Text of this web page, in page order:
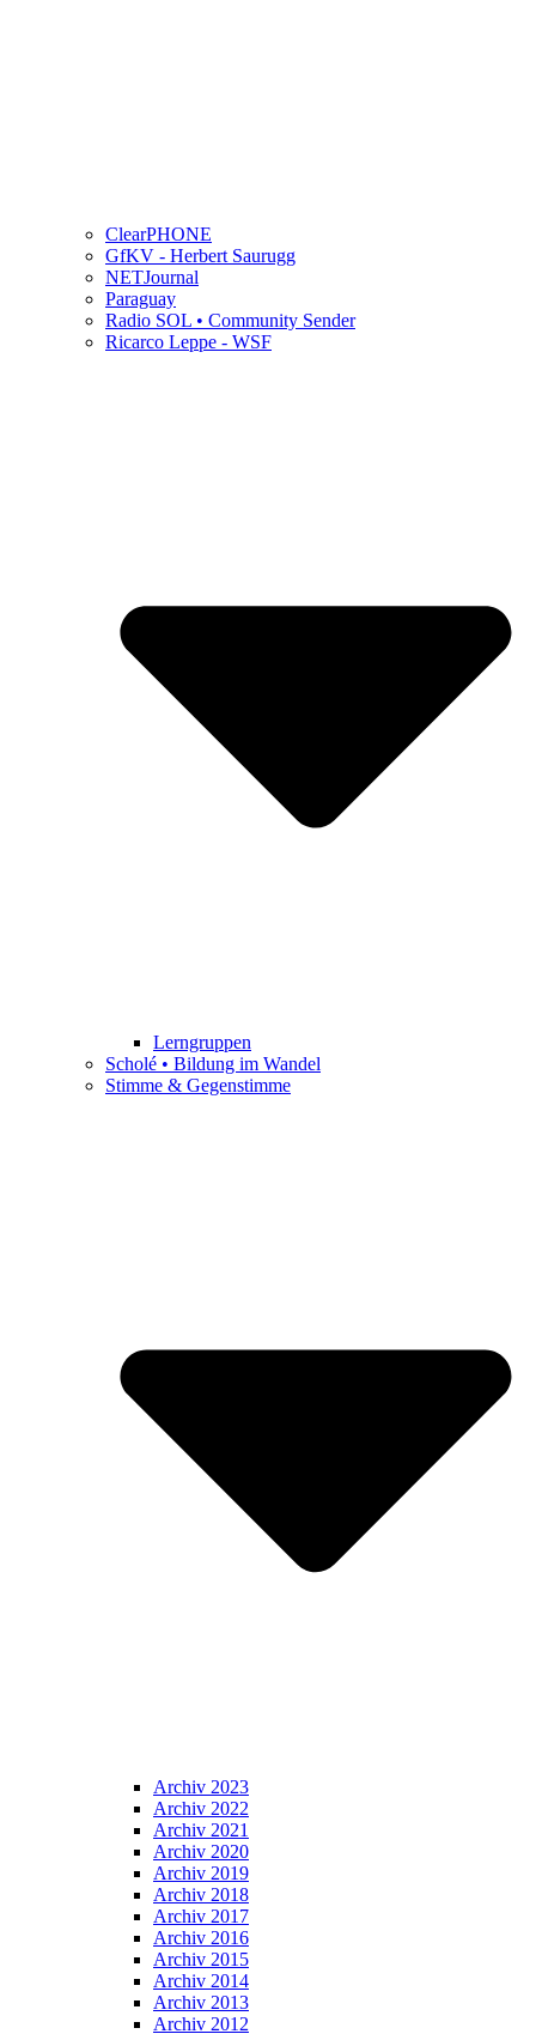
ClearPHONE
GfKV - Herbert Saurugg
NETJournal
Paraguay
Radio SOL • Community Sender
Ricarco Leppe - WSF
Lerngruppen
Scholé • Bildung im Wandel
Stimme & Gegenstimme
Archiv 2023
Archiv 2022
Archiv 2021
Archiv 2020
Archiv 2019
Archiv 2018
Archiv 2017
Archiv 2016
Archiv 2015
Archiv 2014
Archiv 2013
Archiv 2012